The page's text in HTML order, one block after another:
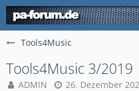
Tools4Music
Tools4Music 3/2019
ADMIN 26. Dezember